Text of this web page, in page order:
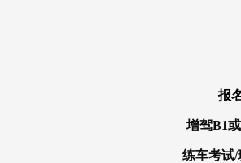
报
增驾B1
练车考试/